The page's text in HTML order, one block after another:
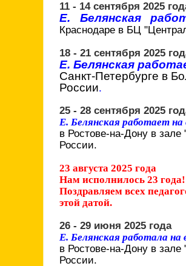
11 - 14 сентября 2025
Е. Белянская
Краснодаре в БЦ
18 - 21 сентября 2025
Е. Белянская
Санкт-Петербурге в
России.
25 - 28 сентября 2025
Е. Белянская работает
в Ростове-на-Дону в зале
России.
23 августа 2025 года
Нам исполнилось 23
Поздравляем всех
этой датой.
26 - 29 июня 2025 года
Е. Белянская работала
в Ростове-на-Дону в зале
России.